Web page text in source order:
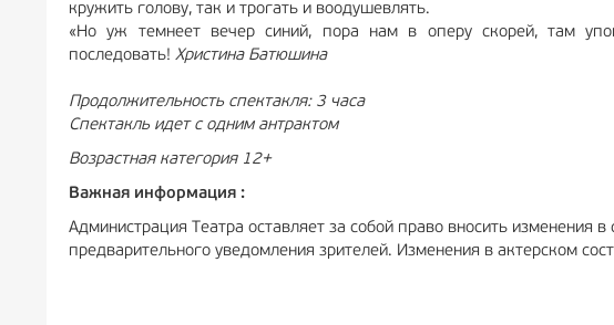
кружить голову, так и трогать и воодушевлять.
«Но уж темнеет вечер синий, пора нам в оперу скорей, там
последовать! Христина Батюшина
Продолжительность спектакля: 3 часа
Спектакль идет с одним антрактом
Возрастная категория 12+
Важная информация :
Администрация Театра оставляет за собой право вносить изменения в
предварительного уведомления зрителей. Изменения в актерском